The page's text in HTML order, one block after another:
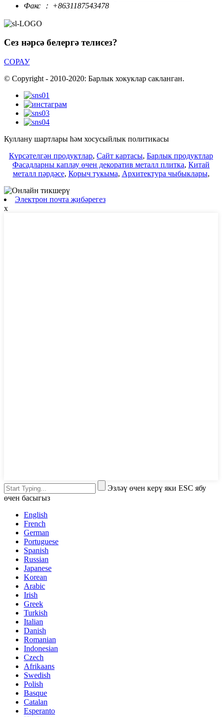
Факс ： +8631187543478
Сез нәрсә белергә телисез?
СОРАУ
© Copyright - 2010-2020: Барлык хокуклар сакланган.
Куллану шартлары һәм хосусыйлык политикасы
Күрсәтелгән продуктлар, Сайт картасы, Барлык продуктлар
Фасадларны каплау өчен декоратив металл плитка, Китай
металл пәрдәсе, Корыч тукыма, Архитектура чыбыклары,
Электрон почта җибәрегез
x
Эзләү өчен керү яки ESC ябу
өчен басыгыз
English
French
German
Portuguese
Spanish
Russian
Japanese
Korean
Arabic
Irish
Greek
Turkish
Italian
Danish
Romanian
Indonesian
Czech
Afrikaans
Swedish
Polish
Basque
Catalan
Esperanto